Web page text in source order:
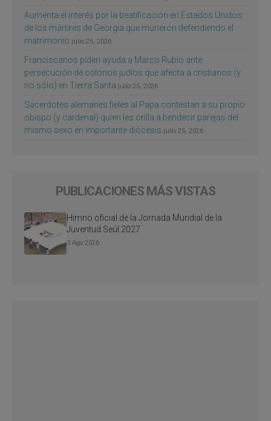
Aumenta el interés por la beatificación en Estados Unidos
de los mártires de Georgia que murieron defendiendo el
matrimonio julio 25, 2026
Franciscanos piden ayuda a Marco Rubio ante
persecución de colonos judíos que afecta a cristianos (y
no sólo) en Tierra Santa julio 25, 2026
Sacerdotes alemanes fieles al Papa contestan a su propio
obispo (y cardenal) quien les orilla a bendecir parejas del
mismo sexo en importante diócesis julio 25, 2026
PUBLICACIONES MÁS VISTAS
Himno oficial de la Jornada Mundial de la
Juventud Seúl 2027
3 Ago 2026